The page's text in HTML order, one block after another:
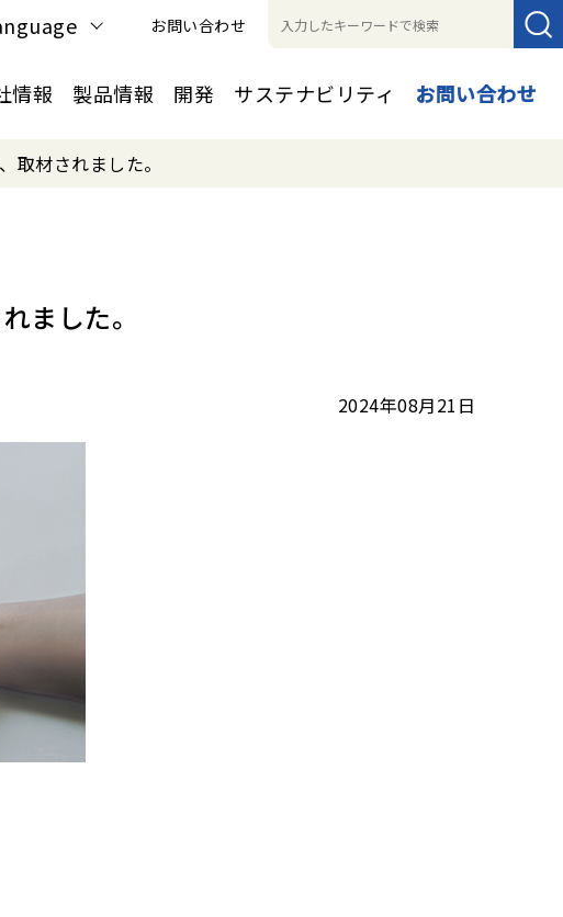
お問い合わせ
情報 製品情報 開発 サステナビリティ お問い合わせ
材されました。
ました。
2024年08月21日